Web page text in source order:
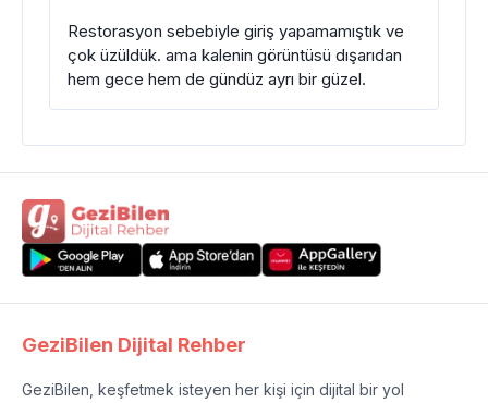
Restorasyon sebebiyle giriş yapamamıştık ve
çok üzüldük. ama kalenin görüntüsü dışarıdan
hem gece hem de gündüz ayrı bir güzel.
GeziBilen Dijital Rehber
GeziBilen, keşfetmek isteyen her kişi için dijital bir yol